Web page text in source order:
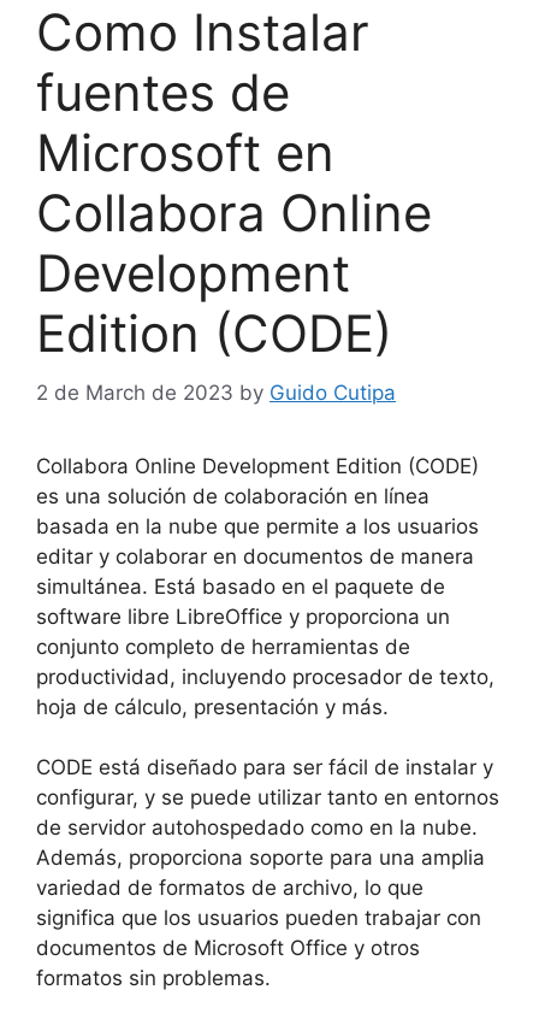
Como Instalar
fuentes de
Microsoft en
Collabora Online
Development
Edition (CODE)
2 de March de 2023 by Guido Cutipa
Collabora Online Development Edition (CODE)
es una solución de colaboración en línea
basada en la nube que permite a los usuarios
editar y colaborar en documentos de manera
simultánea. Está basado en el paquete de
software libre LibreOffice y proporciona un
conjunto completo de herramientas de
productividad, incluyendo procesador de texto,
hoja de cálculo, presentación y más.
CODE está diseñado para ser fácil de instalar y
configurar, y se puede utilizar tanto en entornos
de servidor autohospedado como en la nube.
Además, proporciona soporte para una amplia
variedad de formatos de archivo, lo que
significa que los usuarios pueden trabajar con
documentos de Microsoft Office y otros
formatos sin problemas.